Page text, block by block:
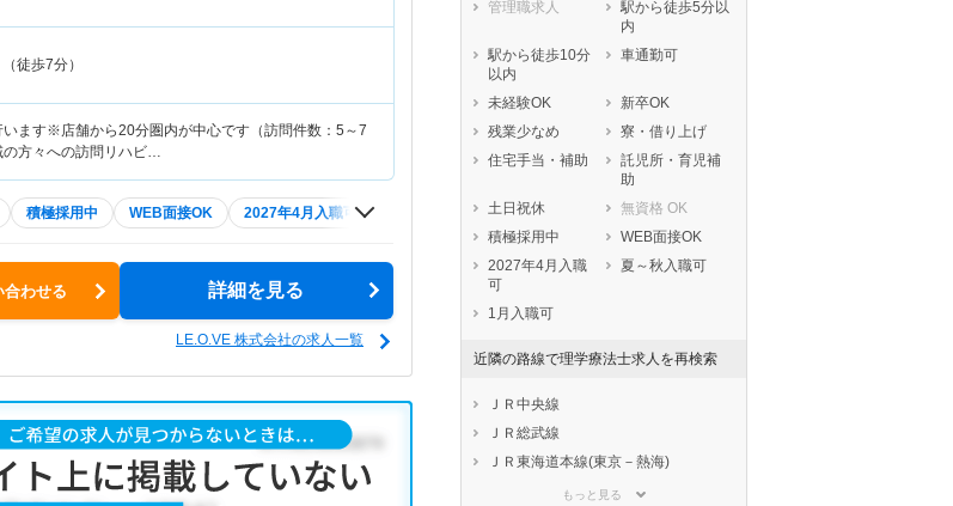
徒歩7分）
ます※店舗から20分圏内が中心です（訪問件数：5～7
の方々への訪問リハビ…
積極採用中 WEB面接OK 2027年4月入職可 夏～秋入職可 1月入職可
合わせる 詳細を見る
LE.O.VE 株式会社の求人一覧
管理職求人
駅から徒歩5分以
内
駅から徒歩10分
以内
車通勤可
未経験OK
新卒OK
残業少なめ
寮・借り上げ
住宅手当・補助
託児所・育児補
助
土日祝休
無資格 OK
積極採用中
WEB面接OK
2027年4月入職
可
夏～秋入職可
1月入職可
近隣の路線で理学療法士求人を再検索
ＪＲ中央線
ＪＲ総武線
ＪＲ東海道本線(東京－熱海)
ＪＲ京浜東北線もっと見る